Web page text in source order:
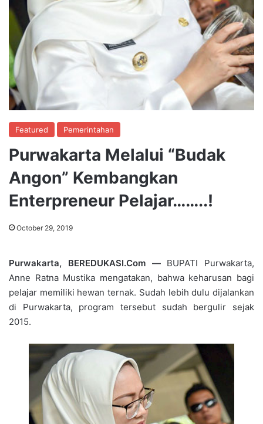
Featured Pemerintahan
Purwakarta Melalui “Budak
Angon” Kembangkan
Enterpreneur Pelajar……..!
October 29, 2019
Purwakarta, BEREDUKASI.Com —BUPATI Purwakarta,
Anne Ratna Mustika mengatakan, bahwa keharusan bagi
pelajar memiliki hewan ternak. Sudah lebih dulu dijalankan
di Purwakarta, program tersebut sudah bergulir sejak
2015.